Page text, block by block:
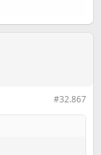
#32.867